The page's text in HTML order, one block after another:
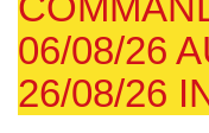
06/08/26
26/08/26